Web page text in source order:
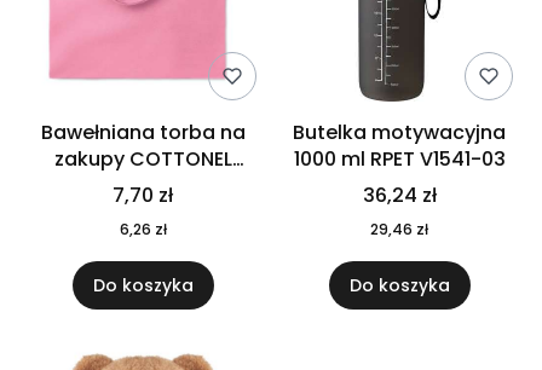
Bawełniana torba na
zakupy COTTONEL
COLOUR++ MO9846-11
7,70 zł
6,26 zł
Do koszyka
Butelka motywacyjna
1000 ml RPET V1541-03
36,24 zł
29,46 zł
Do koszyka